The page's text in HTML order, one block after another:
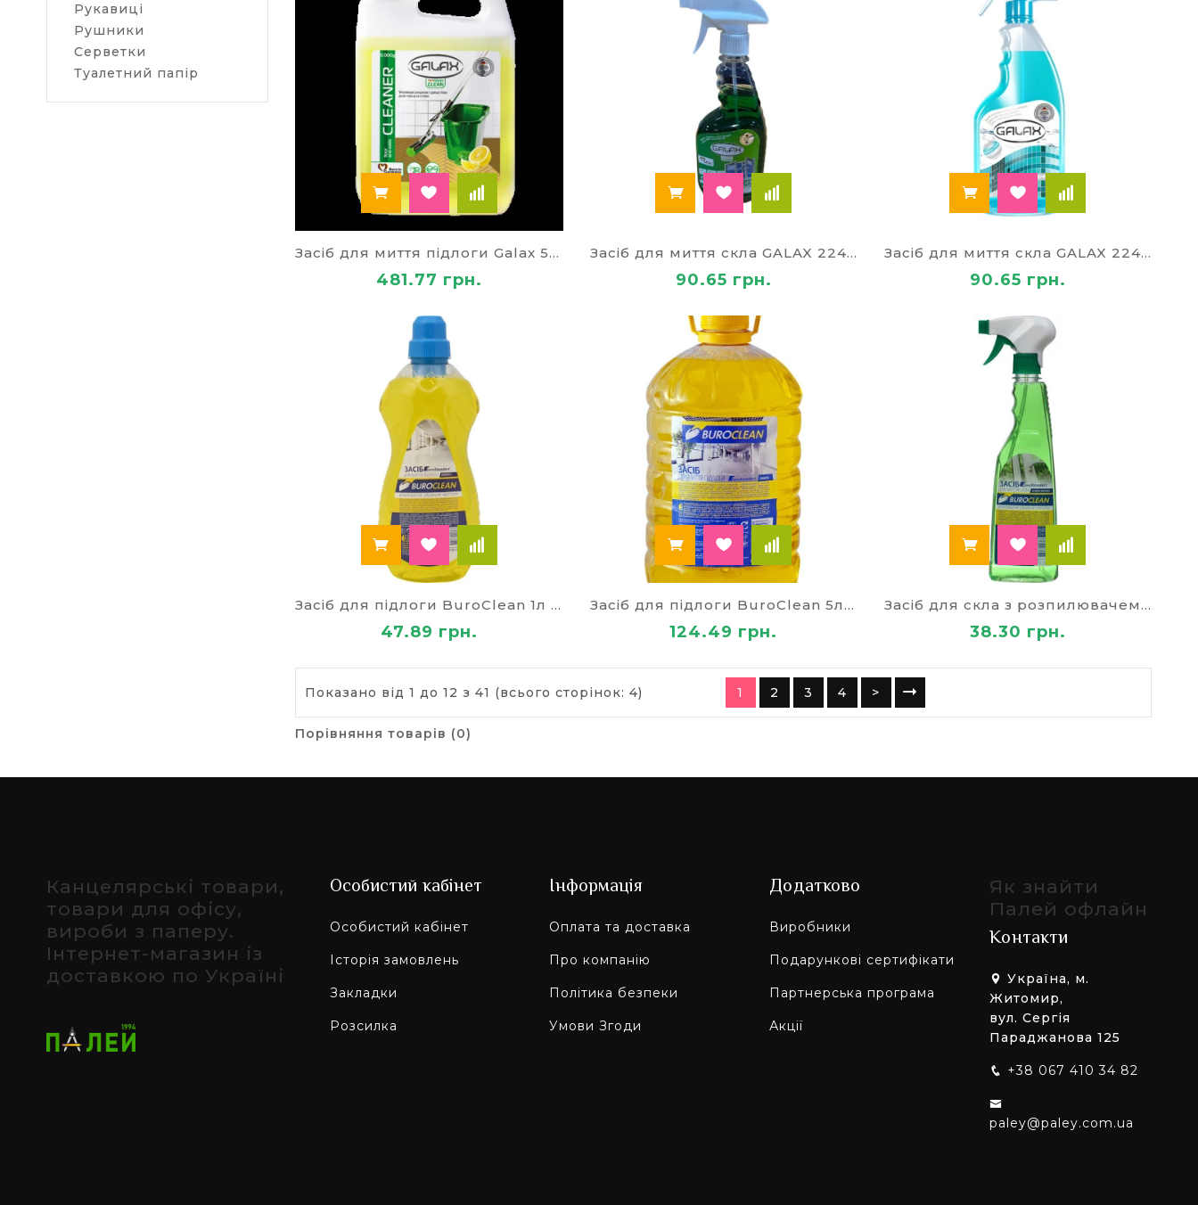
Рукавиці
Рушники
Серветки
Туалетний папір
У нашому каталозі, крім універсальних, ви також можете вибрати й купити миючі засоби для спеціалізованих
робіт на інших об’єктах:
Миття авто в автосервісах та на автомийках.
Миття вітрин та фасадів.
Дезінфекція та санітарна обробка басейнів, спортивних установ, громадського транспорту.
А якщо вас зацікавлять інші категорії товарів, ми завжди раді запропонувати за доступними цінами сучасне
офісне приладдя, канцтовари для школи та матеріали для дитячої творчості, техніку та аксесуари.
В інтернет-магазині “Палей” ви можете придбати товари у таких категоріях:
Вироби з паперу
Товари для офісу
Товари для школи і дитячі канцтовари
Офісна техніка та аксесуари
Засіб для миття підлоги Galax 5 л
481.77 грн.
Засіб для миття скла GALAX 22468
90.65 грн.
Засіб для миття скла GALAX 22469
90.65 грн.
Засіб для підлоги BuroClean 1л ЛИМОН
47.89 грн.
Засіб для підлоги BuroClean 5л ЛИМОН
124.49 грн.
Засіб для скла з розпилювачем 500 мл
38.30 грн.
Показано від 1 до 12 з 41 (всього сторінок: 4) 1 2 3 4 >
Порівняння товарів (0)
Канцелярські товари,
товари для офісу,
вироби з паперу.
Інтернет-магазин із
доставкою по Україні
Особистий кабінет
Особистий кабінет
Історія замовлень
Закладки
Розсилка
Інформація
Оплата та доставка
Про компанію
Політика безпеки
Умови Згоди
Додатково
Виробники
Подарункові сертифікати
Партнерська програма
Акції
Як знайти
Палей офлайн
Контакти
Україна, м.
Житомир,
вул. Сергія
Параджанова 125
+38 067 410 34 82
paley@paley.com.ua